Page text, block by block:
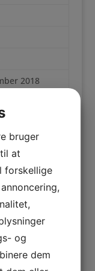
2018
bruger
at
forskellige
og
dem